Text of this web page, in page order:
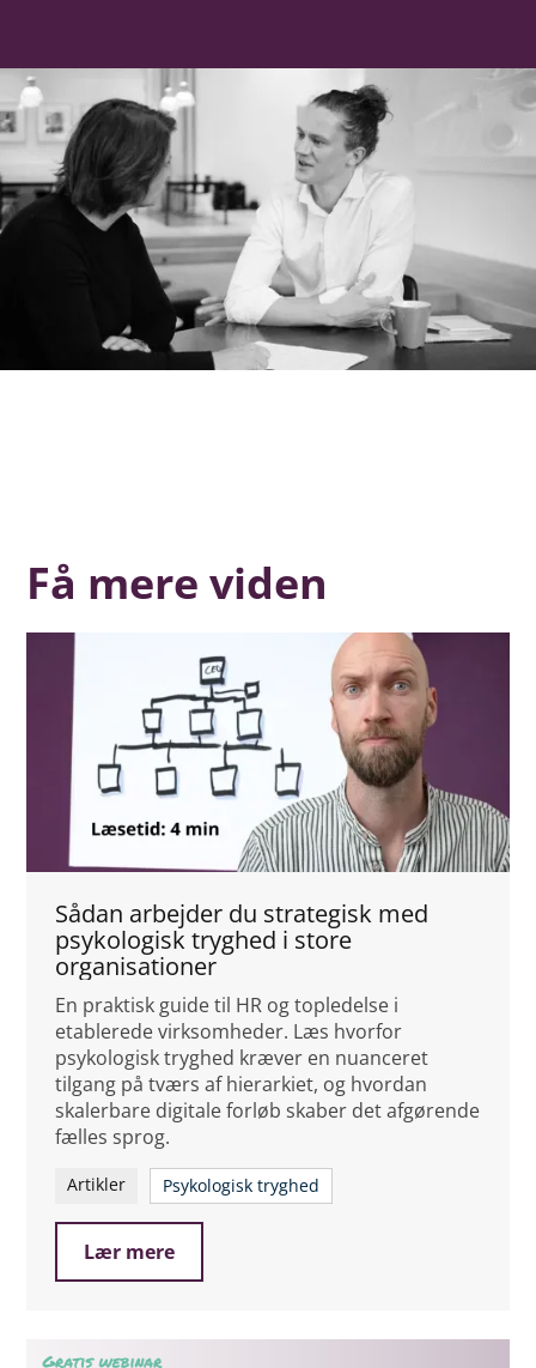
Få mere viden
Sådan arbejder du strategisk med
psykologisk tryghed i store
organisationer
En praktisk guide til HR og topledelse i
etablerede virksomheder. Læs hvorfor
psykologisk tryghed kræver en nuanceret
tilgang på tværs af hierarkiet, og hvordan
skalerbare digitale forløb skaber det afgørende
fælles sprog.
Artikler Psykologisk tryghed
Lær mere